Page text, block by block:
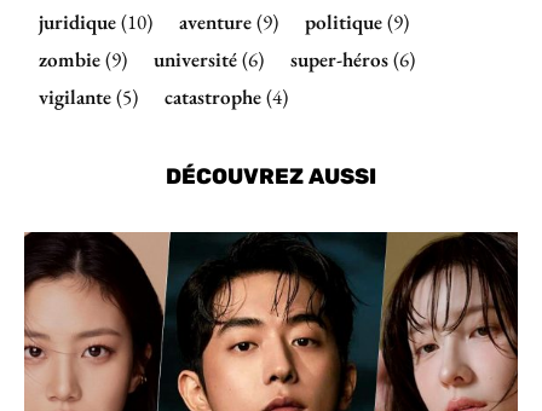
juridique(10) aventure(9) politique(9)
zombie(9) université(6) super-héros(6)
vigilante(5) catastrophe(4)
DÉCOUVREZ AUSSI